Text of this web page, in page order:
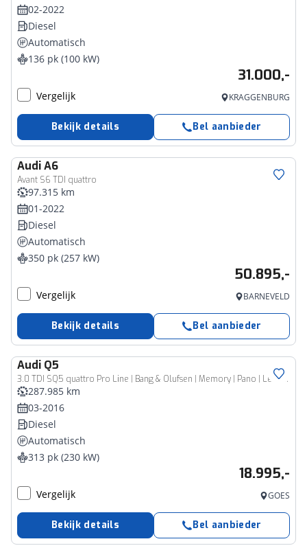
02-2022
Diesel
Automatisch
136 pk (100 kW)
31.000,-
Vergelijk KRAGGENBURG
Bekijk details Bel aanbieder
AudiA6
Avant S6 TDI quattro
97.315 km
01-2022
Diesel
Automatisch
350 pk (257 kW)
50.895,-
Vergelijk BARNEVELD
Bekijk details Bel aanbieder
Audi Q5
3.0 TDI SQ5 quattro Pro Line | Bang & Olufsen | Memory | Pano | Leder | Trekhaak |
287.985 km
03-2016
Diesel
Automatisch
313 pk (230 kW)
18.995,-
Vergelijk GOES
Bekijk details Bel aanbieder